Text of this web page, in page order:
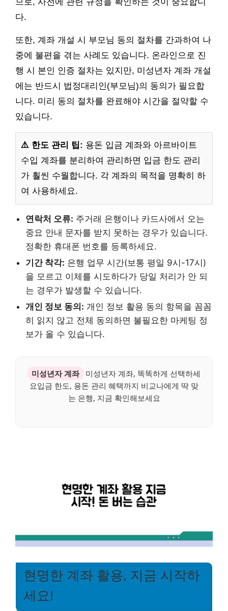
다.
또한, 계좌 개설 시 부모님 동의 절차를 간과하여 나
중에 불편을 겪는 사례도 있습니다. 온라인으로 진
행 시 본인 인증 절차는 있지만, 미성년자 계좌 개설
에는 반드시 법정대리인(부모님)의 동의가 필요합
니다. 미리 동의 절차를 완료해야 시간을 절약할 수
있습니다.
⚠️ 한도 관리 팁: 용돈 입금 계좌와 아르바이트
수입 계좌를 분리하여 관리하면 입금 한도 관리
가 훨씬 수월합니다. 각 계좌의 목적을 명확히 하
여 사용하세요.
연락처 오류: 주거래 은행이나 카드사에서 오는
중요 안내 문자를 받지 못하는 경우가 있습니다.
정확한 휴대폰 번호를 등록하세요.
기간 착각: 은행 업무 시간(보통 평일 9시-17시)
을 모르고 이체를 시도하다가 당일 처리가 안 되
는 경우가 발생할 수 있습니다.
개인 정보 동의: 개인 정보 활용 동의 항목을 꼼꼼
히 읽지 않고 전체 동의하면 불필요한 마케팅 정
보가 올 수 있습니다.
미성년자 계좌
미성년자 계좌, 똑똑하게 선택하세
요입금 한도, 용돈 관리 혜택까지 비교나에게 딱 맞
는 은행, 지금 확인해보세요
현명한 계좌 활용, 지금 시작하
세요!